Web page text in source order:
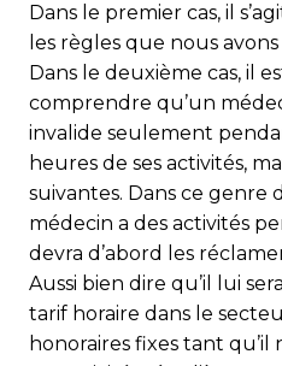
Dans le premier cas, il
les règles que nous
Dans le deuxième cas, il
comprendre qu’un
invalide seulement
heures de ses activités,
suivantes. Dans ce genre
médecin a des activités
devra d’abord les
Aussi bien dire qu’il lui
tarif horaire dans le
honoraires fixes tant qu’il